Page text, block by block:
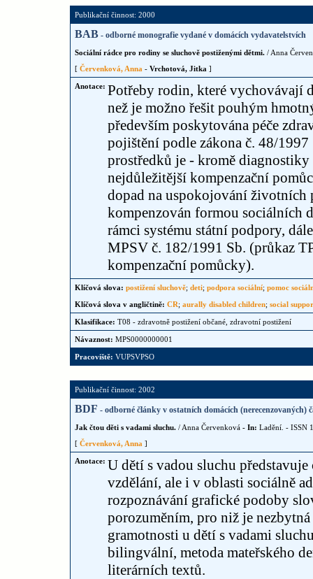
Publikační činnost: 2000
BAB - odborné monografie vydané v domácích vydavatelstvích
Sociální rádce pro rodiny se sluchově postiženými dětmi. / Anna
[ Červenková, Anna - Vrchotová, Jitka ]
Anotace: Potřeby rodin, které vychovávají
než je možno řešit pouhým
především poskytována péče
pojištění podle zákona č. 48/
prostředků je - kromě diagnostiky
nejdůležitější kompenzační
dopad na uspokojování životních
kompenzován formou sociálních
rámci systému státní podpory,
MPSV č. 182/1991 Sb. (průkaz
kompenzační pomůcky).
Klíčová slova: postižení sluchově; deti; podpora sociální; pomoc
Klíčová slova v angličtině: CR; aurally disabled children; social
Klasifikace: T08 - zdravotně postižení občané, zdravotní postižení
Návaznost: MPS0000000001
Pracoviště: VUPSVPSO
Publikační činnost: 2002
BDF - odborné články v ostatních domácích (nerecenzovaných)
Jak čtou děti s vadami sluchu. / Anna Červenková - In: Ladění. - ISSN
[ Červenková, Anna ]
Anotace: U dětí s vadou sluchu
vzdělání, ale i v oblasti sociálně
rozpoznávání grafické podoby
porozuměním, pro niž je
gramotnosti u dětí s vadami
bilingvální, metoda mateřského
literárních textů.